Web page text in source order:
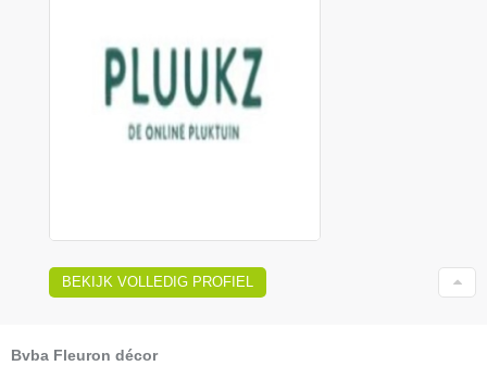
BEKIJK VOLLEDIG PROFIEL
Bvba Fleuron décor